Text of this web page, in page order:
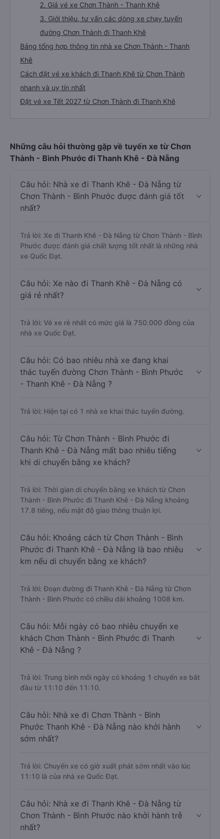
2. Giá vé xe Chơn Thành - Thanh Khê
3. Giới thiệu, tư vấn các dòng xe chạy tuyến
đường Chơn Thành đi Thanh Khê
Bảng tổng hợp thông tin nhà xe Chơn Thành - Thanh
Khê
Cách đặt vé xe khách đi Thanh Khê từ Chơn Thành
nhanh và uy tín nhất
Đặt vé xe Tết 2027 từ Chơn Thành đi Thanh Khê
Những câu hỏi thường gặp về tuyến xe từ Chơn
Thành - Bình Phước đi Thanh Khê - Đà Nẵng
Câu hỏi: Nhà xe đi Thanh Khê - Đà Nẵng từ
Chơn Thành - Bình Phước được đánh giá tốt
nhất?
Trả lời: Xe đi Thanh Khê - Đà Nẵng từ Chơn Thành - Bình
Phước được đánh giá chất lượng tốt nhất là những nhà
xe Quốc Đạt.
Câu hỏi: Xe nào đi Thanh Khê - Đà Nẵng có
giá rẻ nhất?
Trả lời: Vé xe rẻ nhất có mức giá là 750.000 đồng của
nhà xe Quốc Đạt.
Câu hỏi: Có bao nhiêu nhà xe đang khai
thác tuyến đường Chơn Thành - Bình Phước
- Thanh Khê - Đà Nẵng ?
Trả lời: Hiện tại có 1 nhà xe khai thác tuyến đường.
Câu hỏi: Từ Chơn Thành - Bình Phước đi
Thanh Khê - Đà Nẵng mất bao nhiêu tiếng
khi di chuyển bằng xe khách?
Trả lời: Thời gian di chuyển bằng xe khách từ Chơn
Thành - Bình Phước đi Thanh Khê - Đà Nẵng khoảng
17.8 tiếng, nếu mật độ giao thông thuận lợi.
Câu hỏi: Khoảng cách từ Chơn Thành - Bình
Phước đi Thanh Khê - Đà Nẵng là bao nhiêu
km nếu di chuyển bằng xe khách?
Trả lời: Đoạn đường đi Thanh Khê - Đà Nẵng từ Chơn
Thành - Bình Phước có chiều dài khoảng 1008 km.
Câu hỏi: Mỗi ngày có bao nhiêu chuyến xe
khách Chơn Thành - Bình Phước đi Thanh
Khê - Đà Nẵng ?
Trả lời: Trung bình mỗi ngày có khoảng 1 chuyến xe bắt
đầu từ 11:10 đến 11:10.
Câu hỏi: Nhà xe đi Chơn Thành - Bình
Phước Thanh Khê - Đà Nẵng nào khởi hành
sớm nhất?
Trả lời: Chuyến xe có giờ xuất phát sớm nhất vào lúc
11:10 là của nhà xe Quốc Đạt.
Câu hỏi: Nhà xe đi Thanh Khê - Đà Nẵng từ
Chơn Thành - Bình Phước nào khởi hành trễ
nhất?